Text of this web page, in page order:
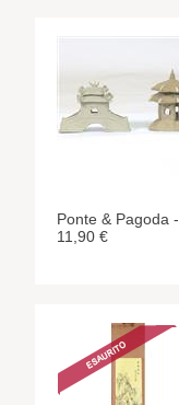
Ponte & Pagoda -
11,90 €